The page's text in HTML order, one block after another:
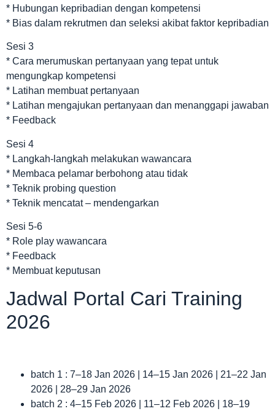
* Hubungan kepribadian dengan kompetensi
* Bias dalam rekrutmen dan seleksi akibat faktor kepribadian
Sesi 3
* Cara merumuskan pertanyaan yang tepat untuk
mengungkap kompetensi
* Latihan membuat pertanyaan
* Latihan mengajukan pertanyaan dan menanggapi jawaban
* Feedback
Sesi 4
* Langkah-langkah melakukan wawancara
* Membaca pelamar berbohong atau tidak
* Teknik probing question
* Teknik mencatat – mendengarkan
Sesi 5-6
* Role play wawancara
* Feedback
* Membuat keputusan
Jadwal Portal Cari Training
2026
batch 1 : 7–18 Jan 2026 | 14–15 Jan 2026 | 21–22 Jan
2026 | 28–29 Jan 2026
batch 2 : 4–15 Feb 2026 | 11–12 Feb 2026 | 18–19